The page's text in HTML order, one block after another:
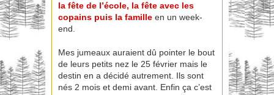
la fête de l’école, la fête avec les
copains puis la famille en un week-
end.
Mes jumeaux auraient dû pointer le bout
de leurs petits nez le 25 février mais le
destin en a décidé autrement. Ils sont
nés 2 mois et demi avant. Enfin ça c’est